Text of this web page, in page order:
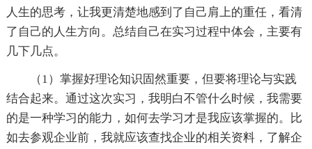
人生的思考，让我更清楚地感到了自己肩上的重任，看清
了自己的人生方向。总结自己在实习过程中体会，主要有
几下几点。
（1）掌握好理论知识固然重要，但要将理论与实践
结合起来。通过这次实习，我明白不管什么时候，我需要
的是一种学习的能力，如何去学习才是我应该掌握的。比
如去参观企业前，我就应该查找企业的相关资料，了解企